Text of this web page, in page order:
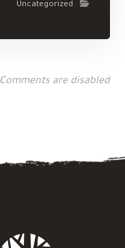
Uncategorized
Comments are disabled.